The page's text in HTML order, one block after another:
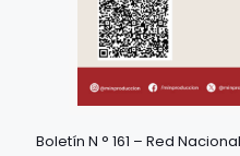
Boletín N ° 161 – Red